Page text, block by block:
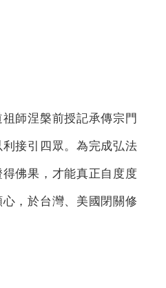
涅槃前授記承傳宗門
接引四眾。為完成弘法
佛果，才能真正自度度
，於台灣、美國閉關修